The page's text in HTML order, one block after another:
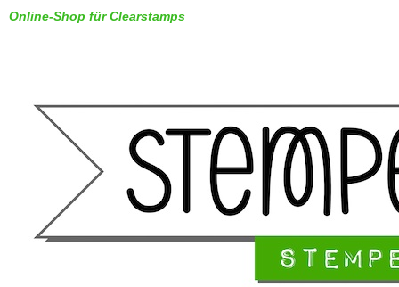
Online-Shop für Clearstamps